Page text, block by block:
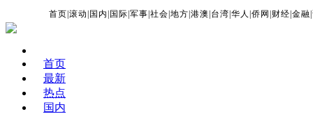
首页 |滚动 国内 国际 |军事 |社会 |地方 |港澳 台湾 |华人 |侨网 财经 |金融 |
首页
最新
热点
国内